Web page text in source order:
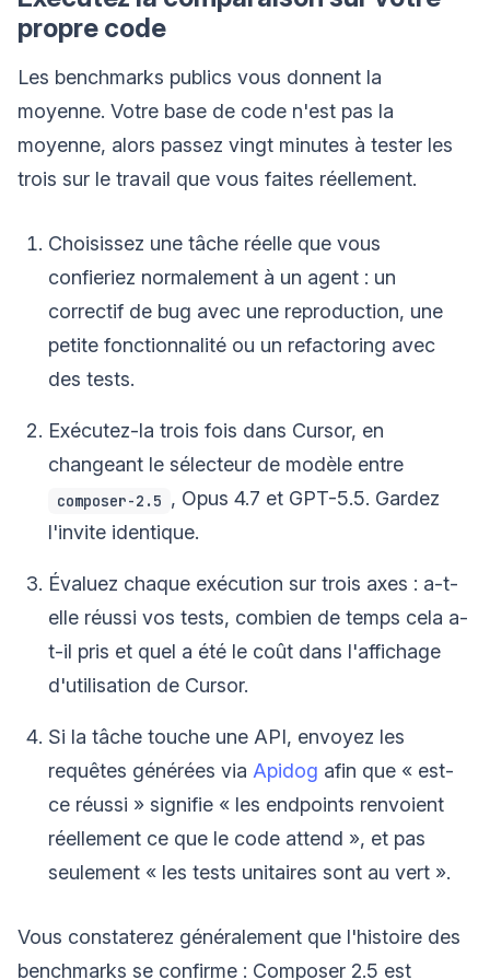
propre code
Les benchmarks publics vous donnent la
moyenne. Votre base de code n'est pas la
moyenne, alors passez vingt minutes à tester les
trois sur le travail que vous faites réellement.
Choisissez une tâche réelle que vous
confieriez normalement à un agent : un
correctif de bug avec une reproduction, une
petite fonctionnalité ou un refactoring avec
des tests.
Exécutez-la trois fois dans Cursor, en
changeant le sélecteur de modèle entre
composer-2.5 , Opus 4.7 et GPT-5.5. Gardez
l'invite identique.
Évaluez chaque exécution sur trois axes : a-t-
elle réussi vos tests, combien de temps cela a-
t-il pris et quel a été le coût dans l'affichage
d'utilisation de Cursor.
Si la tâche touche une API, envoyez les
requêtes générées via Apidog afin que « est-
ce réussi » signifie « les endpoints renvoient
réellement ce que le code attend », et pas
seulement « les tests unitaires sont au vert ».
Vous constaterez généralement que l'histoire des
benchmarks se confirme : Composer 2.5 est